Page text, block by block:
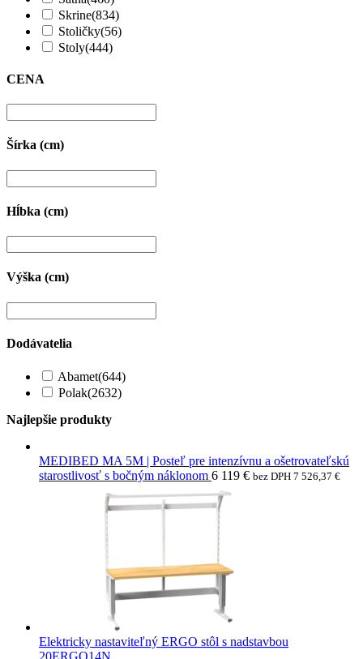
Skrine(834)
Stoličky(56)
Stoly(444)
CENA
Šírka (cm)
Hĺbka (cm)
Výška (cm)
Dodávatelia
Abamet(644)
Polak(2632)
Najlepšie produkty
MEDIBED MA 5M | Posteľ pre intenzívnu a ošetrovateľskú
starostlivosť s bočným náklonom 6 119 € bez DPH 7 526,37 €
Elektricky nastaviteľný ERGO stôl s nadstavbou